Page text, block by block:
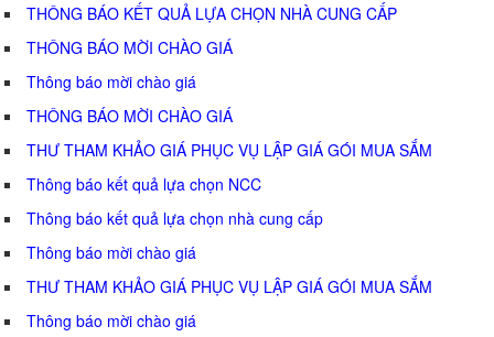
THÔNG BÁO KẾT QUẢ LỰA CHỌN NHÀ CUNG CẤP
THÔNG BÁO MỜI CHÀO GIÁ
Thông báo mời chào giá
THÔNG BÁO MỜI CHÀO GIÁ
THƯ THAM KHẢO GIÁ PHỤC VỤ LẬP GIÁ GÓI MUA SẮM
Thông báo kết quả lựa chọn NCC
Thông báo kết quả lựa chọn nhà cung cấp
Thông báo mời chào giá
THƯ THAM KHẢO GIÁ PHỤC VỤ LẬP GIÁ GÓI MUA SẮM
Thông báo mời chào giá